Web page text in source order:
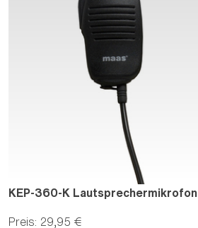
KEP-360-K Lautsprechermikrofon
Preis: 29,95 €